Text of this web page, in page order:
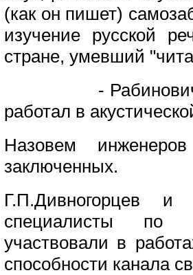
(как он пишет)
изучение русской
стране, умевший
- Рабинович,
работал в
Назовем
заключенных.
Г.П.Дивногорцев
специалисты по
участвовали в
способности канала